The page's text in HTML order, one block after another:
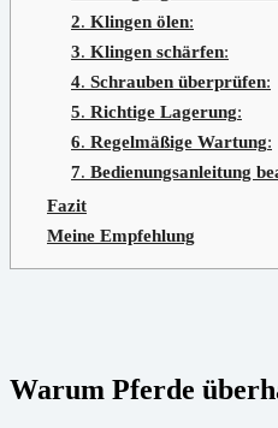
2. Klingen ölen:
3. Klingen schärfen:
4. Schrauben überprüfen:
5. Richtige Lagerung:
6. Regelmäßige Wartung:
7. Bedienungsanleitung
Fazit
Meine Empfehlung
Warum Pferde